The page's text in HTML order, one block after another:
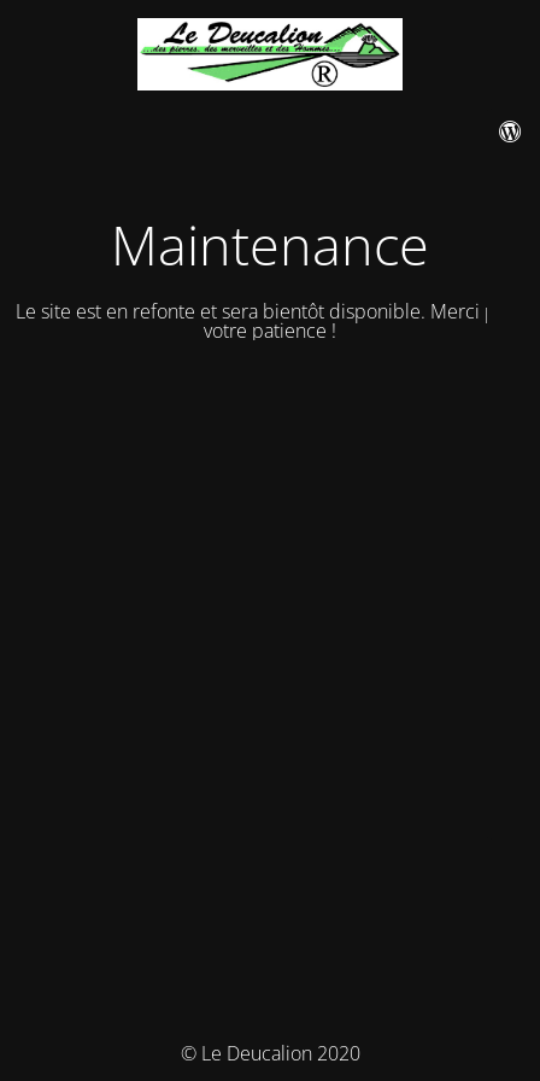
Maintenance
Le site est en refonte et sera bientôt disponible. Merci pour
votre patience !
© Le Deucalion 2020